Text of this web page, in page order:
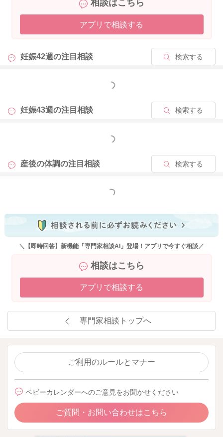
相談はこちら
アプリで相談する
妊娠42週の注目相談 検索する
もっと見る
妊娠43週の注目相談 検索する
もっと見る
産後の体調の注目相談 検索する
もっと見る
＼【即時回答】新機能「専門家相談AI」登場！アプリで今すぐ相談／
相談はこちら
アプリで相談する
専門家相談トップへ
ご利用のルールとマナー
ベビーカレンダーへのご意見をお聞かせください
ご質問・お問い合わせはこちら